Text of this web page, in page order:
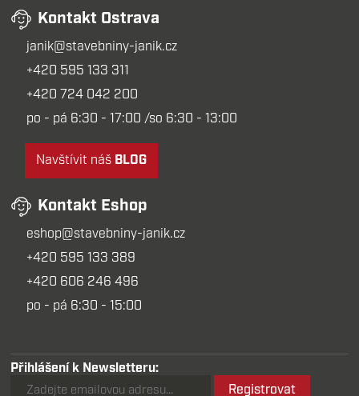
Kontakt Ostrava
janik@stavebniny-janik.cz
+420 595 133 311
+420 724 042 200
po - pá 6:30 - 17:00 /so 6:30 - 13:00
Navštívit náš BLOG
Kontakt Eshop
eshop@stavebniny-janik.cz
+420 595 133 389
+420 606 246 496
po - pá 6:30 - 15:00
Přihlášení k Newsletteru:
Registrovat